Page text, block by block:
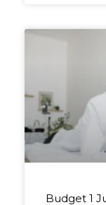
Budget 1